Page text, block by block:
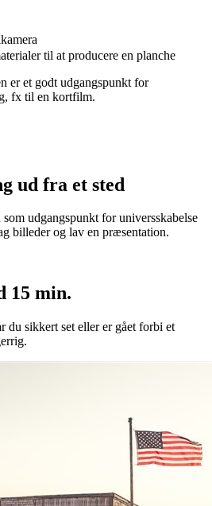
til at producere en planche
er et godt udgangspunkt for
fx til en kortfilm.
ud fra et sted
udgangspunkt for universskabelse
billeder og lav en præsentation.
15 min.
du sikkert set eller er gået forbi et